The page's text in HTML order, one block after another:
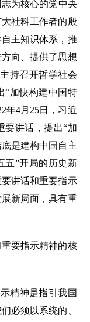
为核心的党中央
社科工作者的殷
主知识体系，推
向、提供了思想
持召开哲学社会
“加快构建中国特
年4月25日，习近
要讲话，提出“加
是建构中国自主
五”开局的历史新
讲话和重要指示
新局面，具有重
要指示精神的核
精神是指引我国
必须以系统的、